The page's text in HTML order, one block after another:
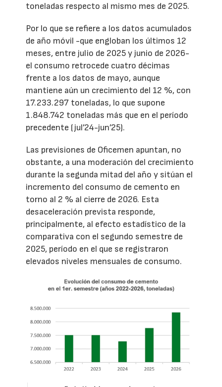
toneladas respecto al mismo mes de 2025.
Por lo que se refiere a los datos acumulados
de año móvil -que engloban los últimos 12
meses, entre julio de 2025 y junio de 2026-
el consumo retrocede cuatro décimas
frente a los datos de mayo, aunque
mantiene aún un crecimiento del 12 %, con
17.233.297 toneladas, lo que supone
1.848.742 toneladas más que en el período
precedente (jul’24-jun’25).
Las previsiones de Oficemen apuntan, no
obstante, a una moderación del crecimiento
durante la segunda mitad del año y sitúan el
incremento del consumo de cemento en
torno al 2 % al cierre de 2026. Esta
desaceleración prevista responde,
principalmente, al efecto estadístico de la
comparativa con el segundo semestre de
2025, período en el que se registraron
elevados niveles mensuales de consumo.